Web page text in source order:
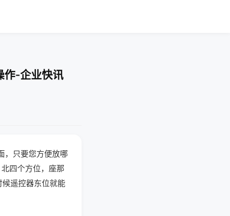
作-企业快讯
，只要您方便放哪
四个方位，座那
遥控器东位就能